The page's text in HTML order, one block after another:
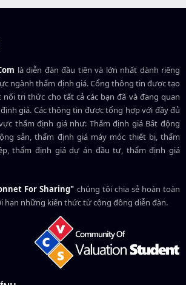
là diễn đàn đầu tiên và lớn nhất dành riêng
ngànhthẩm định giá. Cổng thông tin được tạo
tri thức cho tất cả các bạn đã và đang quan
giá. Các thông tin được tổng hợp với đầy đủ
thẩm định giá như: Thẩm định giá Bất động
sản, thẩm định giá máy móc thiết bị, thẩm
thẩm định giá dự án đầu tư, thẩm định giá
For Sharing" chúng tôi chia sẻ hoàn toàn
hạn những kiến thức từ cộng đồng diễn đàn.